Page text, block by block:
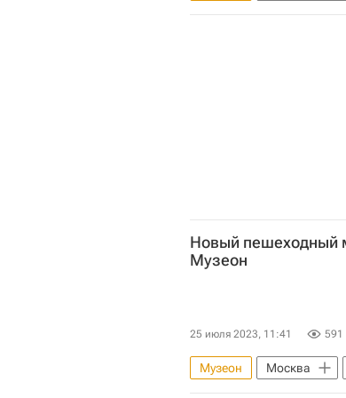
Мультимедиа – РИА
Новый пешеходный
Музеон
25 июля 2023, 11:41 591
Музеон Москва
Строительство